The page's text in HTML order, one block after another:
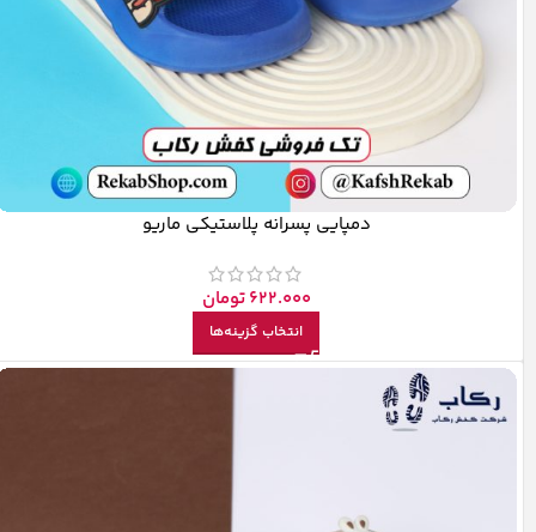
دمپایی پسرانه پلاستیکی ماریو
622.000تومان
انتخاب گزینه‌ها